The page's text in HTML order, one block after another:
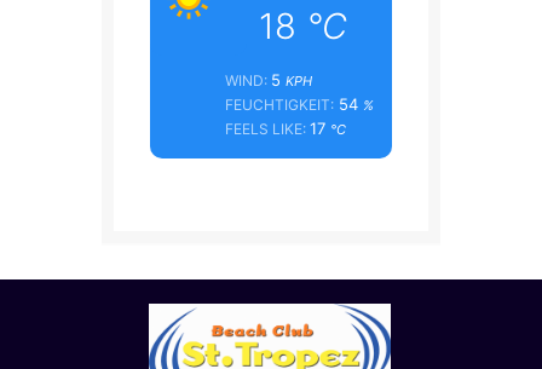
18 °C
WIND: 5 KPH
FEUCHTIGKEIT: 54 %
FEELS LIKE:17 °C